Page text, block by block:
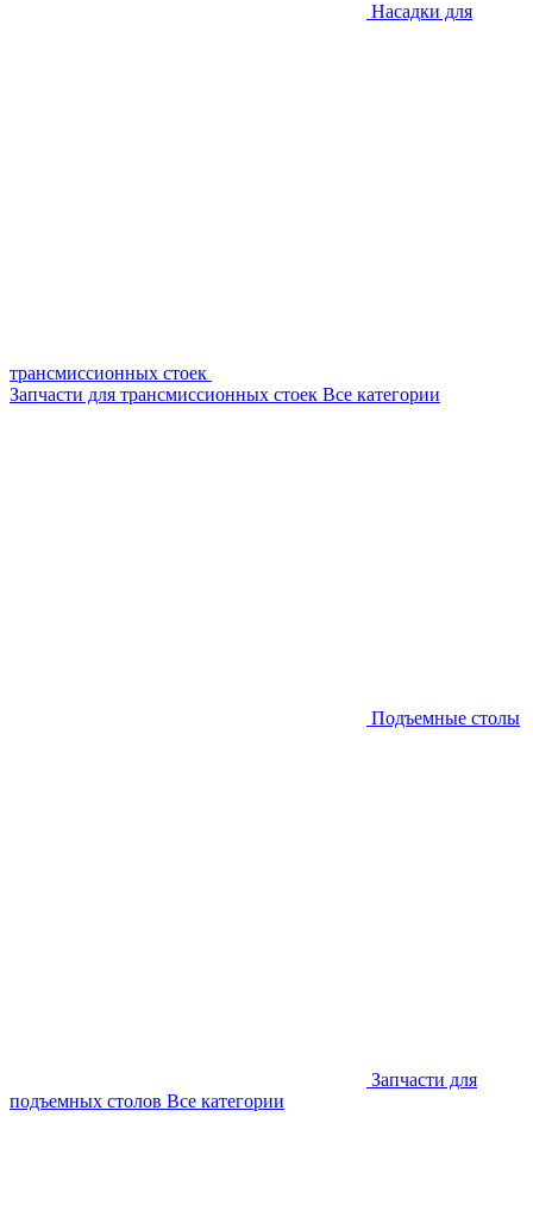
Насадки для
трансмиссионных стоек
Запчасти для трансмиссионных стоек Все категории
Подъемные столы
Запчасти для
подъемных столов Все категории